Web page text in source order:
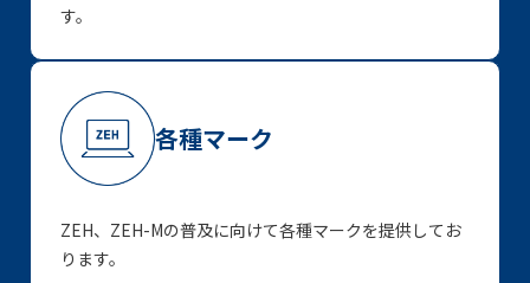
す。
各種マーク
ZEH、ZEH-Mの普及に向けて各種マークを提供してお
ります。